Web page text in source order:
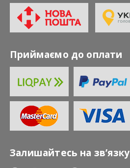
Приймаємо до оплати
Залишайтесь на зв’язку